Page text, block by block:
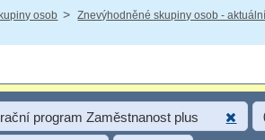
osob / Znevýhodněné skupiny osob -
program Zaměstnanost plus